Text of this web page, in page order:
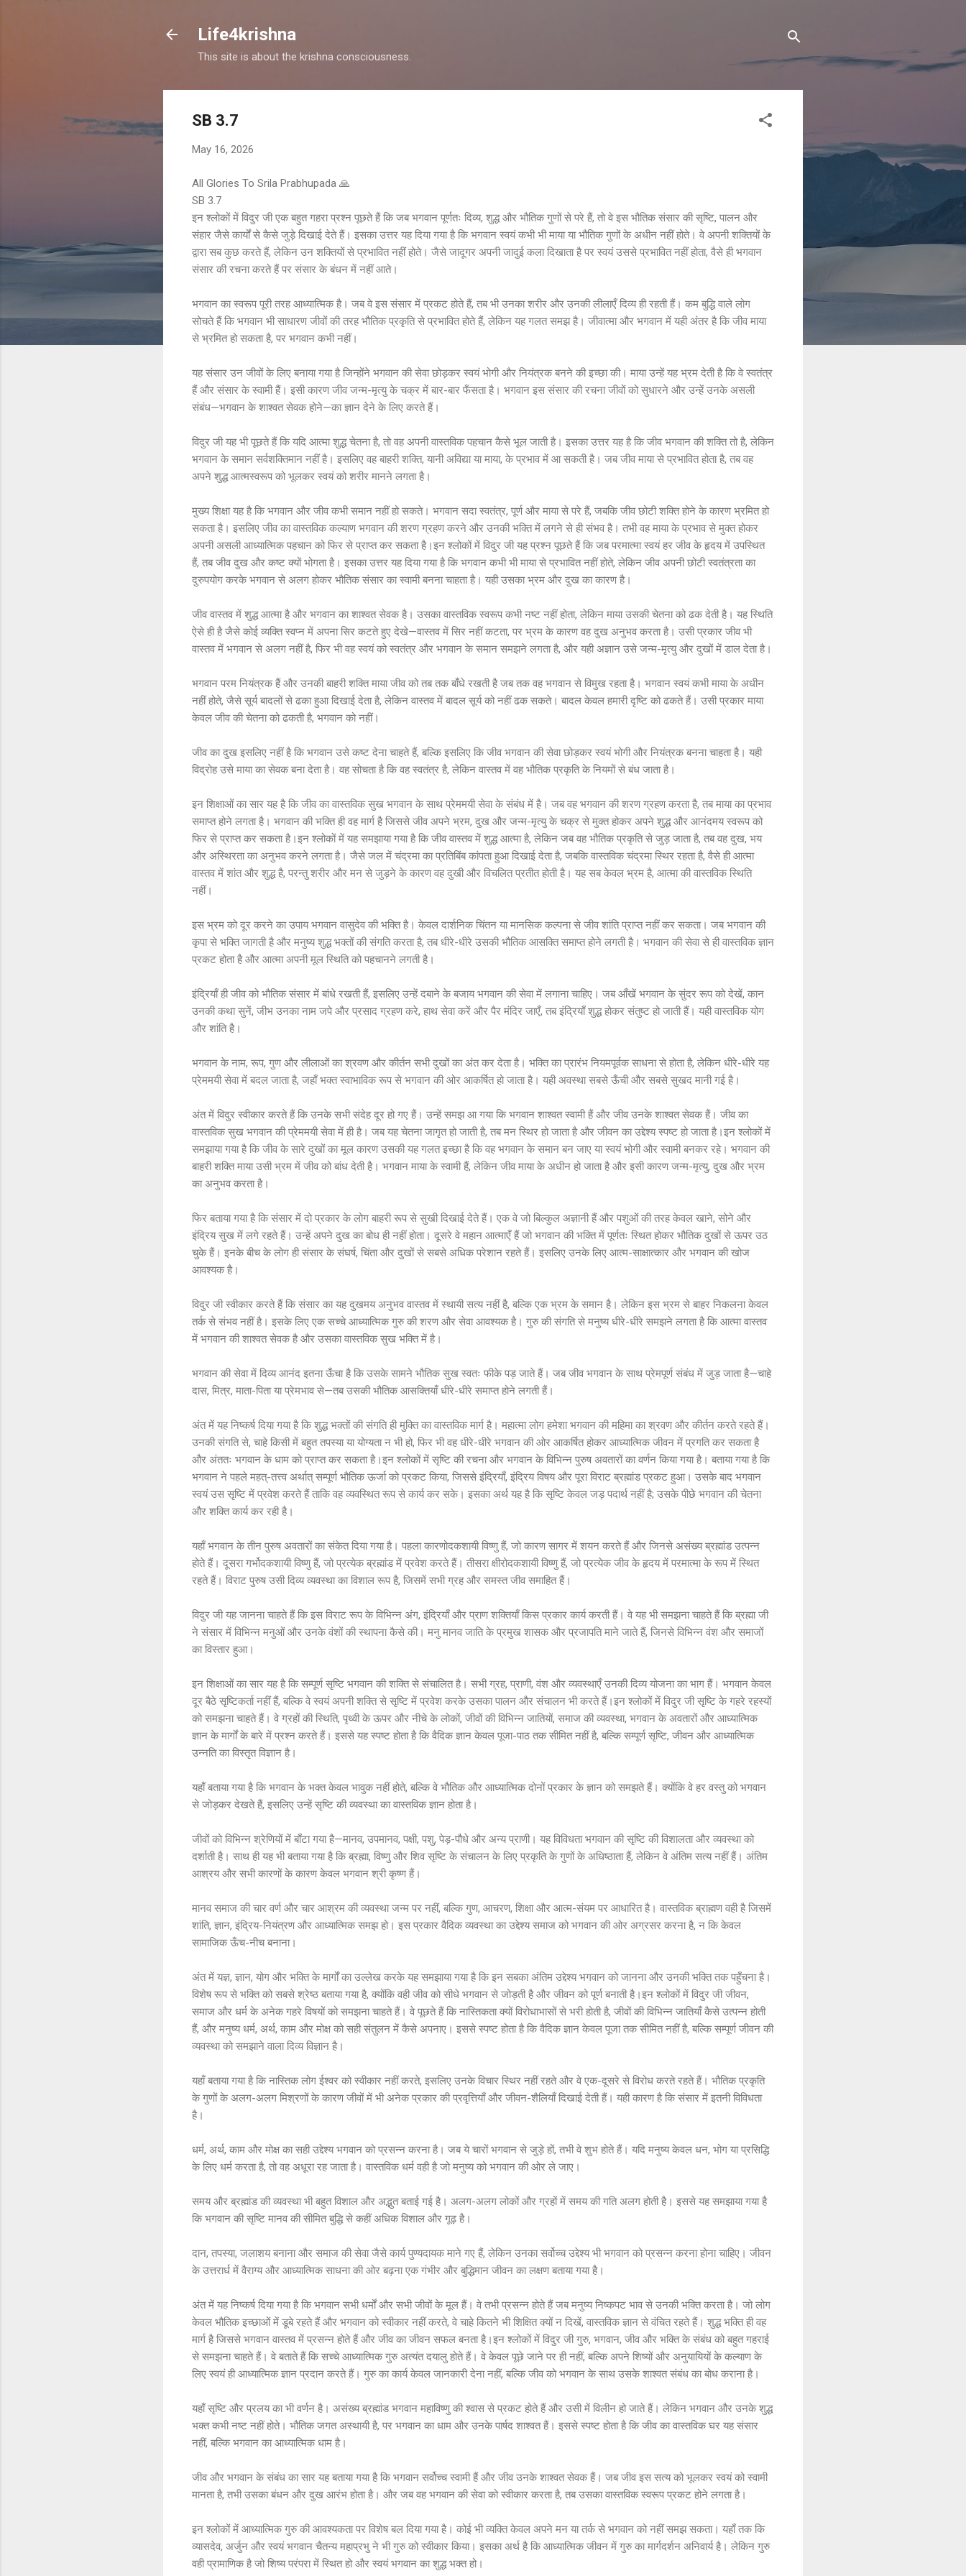
Life4krishna
This site is about the krishna consciousness.
SB 3.7
May 16, 2026
All Glories To Srila Prabhupada 🙏
SB 3.7
इन श्लोकों में विदुर जी एक बहुत गहरा प्रश्न पूछते हैं कि जब भगवान पूर्णतः दिव्य, शुद्ध और भौतिक गुणों से परे हैं, तो वे इस भौतिक संसार की सृष्टि, पालन और
संहार जैसे कार्यों से कैसे जुड़े दिखाई देते हैं। इसका उत्तर यह दिया गया है कि भगवान स्वयं कभी भी माया या भौतिक गुणों के अधीन नहीं होते। वे अपनी शक्तियों के
द्वारा सब कुछ करते हैं, लेकिन उन शक्तियों से प्रभावित नहीं होते। जैसे जादूगर अपनी जादुई कला दिखाता है पर स्वयं उससे प्रभावित नहीं होता, वैसे ही भगवान
संसार की रचना करते हैं पर संसार के बंधन में नहीं आते।
भगवान का स्वरूप पूरी तरह आध्यात्मिक है। जब वे इस संसार में प्रकट होते हैं, तब भी उनका शरीर और उनकी लीलाएँ दिव्य ही रहती हैं। कम बुद्धि वाले लोग
सोचते हैं कि भगवान भी साधारण जीवों की तरह भौतिक प्रकृति से प्रभावित होते हैं, लेकिन यह गलत समझ है। जीवात्मा और भगवान में यही अंतर है कि जीव माया
से भ्रमित हो सकता है, पर भगवान कभी नहीं।
यह संसार उन जीवों के लिए बनाया गया है जिन्होंने भगवान की सेवा छोड़कर स्वयं भोगी और नियंत्रक बनने की इच्छा की। माया उन्हें यह भ्रम देती है कि वे स्वतंत्र
हैं और संसार के स्वामी हैं। इसी कारण जीव जन्म-मृत्यु के चक्र में बार-बार फँसता है। भगवान इस संसार की रचना जीवों को सुधारने और उन्हें उनके असली
संबंध—भगवान के शाश्वत सेवक होने—का ज्ञान देने के लिए करते हैं।
विदुर जी यह भी पूछते हैं कि यदि आत्मा शुद्ध चेतना है, तो वह अपनी वास्तविक पहचान कैसे भूल जाती है। इसका उत्तर यह है कि जीव भगवान की शक्ति तो है, लेकिन
भगवान के समान सर्वशक्तिमान नहीं है। इसलिए वह बाहरी शक्ति, यानी अविद्या या माया, के प्रभाव में आ सकती है। जब जीव माया से प्रभावित होता है, तब वह
अपने शुद्ध आत्मस्वरूप को भूलकर स्वयं को शरीर मानने लगता है।
मुख्य शिक्षा यह है कि भगवान और जीव कभी समान नहीं हो सकते। भगवान सदा स्वतंत्र, पूर्ण और माया से परे हैं, जबकि जीव छोटी शक्ति होने के कारण भ्रमित हो
सकता है। इसलिए जीव का वास्तविक कल्याण भगवान की शरण ग्रहण करने और उनकी भक्ति में लगने से ही संभव है। तभी वह माया के प्रभाव से मुक्त होकर
अपनी असली आध्यात्मिक पहचान को फिर से प्राप्त कर सकता है।इन श्लोकों में विदुर जी यह प्रश्न पूछते हैं कि जब परमात्मा स्वयं हर जीव के हृदय में उपस्थित
हैं, तब जीव दुख और कष्ट क्यों भोगता है। इसका उत्तर यह दिया गया है कि भगवान कभी भी माया से प्रभावित नहीं होते, लेकिन जीव अपनी छोटी स्वतंत्रता का
दुरुपयोग करके भगवान से अलग होकर भौतिक संसार का स्वामी बनना चाहता है। यही उसका भ्रम और दुख का कारण है।
जीव वास्तव में शुद्ध आत्मा है और भगवान का शाश्वत सेवक है। उसका वास्तविक स्वरूप कभी नष्ट नहीं होता, लेकिन माया उसकी चेतना को ढक देती है। यह स्थिति
ऐसे ही है जैसे कोई व्यक्ति स्वप्न में अपना सिर कटते हुए देखे—वास्तव में सिर नहीं कटता, पर भ्रम के कारण वह दुख अनुभव करता है। उसी प्रकार जीव भी
वास्तव में भगवान से अलग नहीं है, फिर भी वह स्वयं को स्वतंत्र और भगवान के समान समझने लगता है, और यही अज्ञान उसे जन्म-मृत्यु और दुखों में डाल देता है।
भगवान परम नियंत्रक हैं और उनकी बाहरी शक्ति माया जीव को तब तक बाँधे रखती है जब तक वह भगवान से विमुख रहता है। भगवान स्वयं कभी माया के अधीन
नहीं होते, जैसे सूर्य बादलों से ढका हुआ दिखाई देता है, लेकिन वास्तव में बादल सूर्य को नहीं ढक सकते। बादल केवल हमारी दृष्टि को ढकते हैं। उसी प्रकार माया
केवल जीव की चेतना को ढकती है, भगवान को नहीं।
जीव का दुख इसलिए नहीं है कि भगवान उसे कष्ट देना चाहते हैं, बल्कि इसलिए कि जीव भगवान की सेवा छोड़कर स्वयं भोगी और नियंत्रक बनना चाहता है। यही
विद्रोह उसे माया का सेवक बना देता है। वह सोचता है कि वह स्वतंत्र है, लेकिन वास्तव में वह भौतिक प्रकृति के नियमों से बंध जाता है।
इन शिक्षाओं का सार यह है कि जीव का वास्तविक सुख भगवान के साथ प्रेममयी सेवा के संबंध में है। जब वह भगवान की शरण ग्रहण करता है, तब माया का प्रभाव
समाप्त होने लगता है। भगवान की भक्ति ही वह मार्ग है जिससे जीव अपने भ्रम, दुख और जन्म-मृत्यु के चक्र से मुक्त होकर अपने शुद्ध और आनंदमय स्वरूप को
फिर से प्राप्त कर सकता है।इन श्लोकों में यह समझाया गया है कि जीव वास्तव में शुद्ध आत्मा है, लेकिन जब वह भौतिक प्रकृति से जुड़ जाता है, तब वह दुख, भय
और अस्थिरता का अनुभव करने लगता है। जैसे जल में चंद्रमा का प्रतिबिंब कांपता हुआ दिखाई देता है, जबकि वास्तविक चंद्रमा स्थिर रहता है, वैसे ही आत्मा
वास्तव में शांत और शुद्ध है, परन्तु शरीर और मन से जुड़ने के कारण वह दुखी और विचलित प्रतीत होती है। यह सब केवल भ्रम है, आत्मा की वास्तविक स्थिति
नहीं।
इस भ्रम को दूर करने का उपाय भगवान वासुदेव की भक्ति है। केवल दार्शनिक चिंतन या मानसिक कल्पना से जीव शांति प्राप्त नहीं कर सकता। जब भगवान की
कृपा से भक्ति जागती है और मनुष्य शुद्ध भक्तों की संगति करता है, तब धीरे-धीरे उसकी भौतिक आसक्ति समाप्त होने लगती है। भगवान की सेवा से ही वास्तविक ज्ञान
प्रकट होता है और आत्मा अपनी मूल स्थिति को पहचानने लगती है।
इंद्रियाँ ही जीव को भौतिक संसार में बांधे रखती हैं, इसलिए उन्हें दबाने के बजाय भगवान की सेवा में लगाना चाहिए। जब आँखें भगवान के सुंदर रूप को देखें, कान
उनकी कथा सुनें, जीभ उनका नाम जपे और प्रसाद ग्रहण करे, हाथ सेवा करें और पैर मंदिर जाएँ, तब इंद्रियाँ शुद्ध होकर संतुष्ट हो जाती हैं। यही वास्तविक योग
और शांति है।
भगवान के नाम, रूप, गुण और लीलाओं का श्रवण और कीर्तन सभी दुखों का अंत कर देता है। भक्ति का प्रारंभ नियमपूर्वक साधना से होता है, लेकिन धीरे-धीरे यह
प्रेममयी सेवा में बदल जाता है, जहाँ भक्त स्वाभाविक रूप से भगवान की ओर आकर्षित हो जाता है। यही अवस्था सबसे ऊँची और सबसे सुखद मानी गई है।
अंत में विदुर स्वीकार करते हैं कि उनके सभी संदेह दूर हो गए हैं। उन्हें समझ आ गया कि भगवान शाश्वत स्वामी हैं और जीव उनके शाश्वत सेवक हैं। जीव का
वास्तविक सुख भगवान की प्रेममयी सेवा में ही है। जब यह चेतना जागृत हो जाती है, तब मन स्थिर हो जाता है और जीवन का उद्देश्य स्पष्ट हो जाता है।इन श्लोकों में
समझाया गया है कि जीव के सारे दुखों का मूल कारण उसकी यह गलत इच्छा है कि वह भगवान के समान बन जाए या स्वयं भोगी और स्वामी बनकर रहे। भगवान की
बाहरी शक्ति माया उसी भ्रम में जीव को बांध देती है। भगवान माया के स्वामी हैं, लेकिन जीव माया के अधीन हो जाता है और इसी कारण जन्म-मृत्यु, दुख और भ्रम
का अनुभव करता है।
फिर बताया गया है कि संसार में दो प्रकार के लोग बाहरी रूप से सुखी दिखाई देते हैं। एक वे जो बिल्कुल अज्ञानी हैं और पशुओं की तरह केवल खाने, सोने और
इंद्रिय सुख में लगे रहते हैं। उन्हें अपने दुख का बोध ही नहीं होता। दूसरे वे महान आत्माएँ हैं जो भगवान की भक्ति में पूर्णतः स्थित होकर भौतिक दुखों से ऊपर उठ
चुके हैं। इनके बीच के लोग ही संसार के संघर्ष, चिंता और दुखों से सबसे अधिक परेशान रहते हैं। इसलिए उनके लिए आत्म-साक्षात्कार और भगवान की खोज
आवश्यक है।
विदुर जी स्वीकार करते हैं कि संसार का यह दुखमय अनुभव वास्तव में स्थायी सत्य नहीं है, बल्कि एक भ्रम के समान है। लेकिन इस भ्रम से बाहर निकलना केवल
तर्क से संभव नहीं है। इसके लिए एक सच्चे आध्यात्मिक गुरु की शरण और सेवा आवश्यक है। गुरु की संगति से मनुष्य धीरे-धीरे समझने लगता है कि आत्मा वास्तव
में भगवान की शाश्वत सेवक है और उसका वास्तविक सुख भक्ति में है।
भगवान की सेवा में दिव्य आनंद इतना ऊँचा है कि उसके सामने भौतिक सुख स्वतः फीके पड़ जाते हैं। जब जीव भगवान के साथ प्रेमपूर्ण संबंध में जुड़ जाता है—चाहे
दास, मित्र, माता-पिता या प्रेमभाव से—तब उसकी भौतिक आसक्तियाँ धीरे-धीरे समाप्त होने लगती हैं।
अंत में यह निष्कर्ष दिया गया है कि शुद्ध भक्तों की संगति ही मुक्ति का वास्तविक मार्ग है। महात्मा लोग हमेशा भगवान की महिमा का श्रवण और कीर्तन करते रहते हैं।
उनकी संगति से, चाहे किसी में बहुत तपस्या या योग्यता न भी हो, फिर भी वह धीरे-धीरे भगवान की ओर आकर्षित होकर आध्यात्मिक जीवन में प्रगति कर सकता है
और अंततः भगवान के धाम को प्राप्त कर सकता है।इन श्लोकों में सृष्टि की रचना और भगवान के विभिन्न पुरुष अवतारों का वर्णन किया गया है। बताया गया है कि
भगवान ने पहले महत्-तत्त्व अर्थात् सम्पूर्ण भौतिक ऊर्जा को प्रकट किया, जिससे इंद्रियाँ, इंद्रिय विषय और पूरा विराट ब्रह्मांड प्रकट हुआ। उसके बाद भगवान
स्वयं उस सृष्टि में प्रवेश करते हैं ताकि वह व्यवस्थित रूप से कार्य कर सके। इसका अर्थ यह है कि सृष्टि केवल जड़ पदार्थ नहीं है; उसके पीछे भगवान की चेतना
और शक्ति कार्य कर रही है।
यहाँ भगवान के तीन पुरुष अवतारों का संकेत दिया गया है। पहला कारणोदकशायी विष्णु हैं, जो कारण सागर में शयन करते हैं और जिनसे असंख्य ब्रह्मांड उत्पन्न
होते हैं। दूसरा गर्भोदकशायी विष्णु हैं, जो प्रत्येक ब्रह्मांड में प्रवेश करते हैं। तीसरा क्षीरोदकशायी विष्णु हैं, जो प्रत्येक जीव के हृदय में परमात्मा के रूप में स्थित
रहते हैं। विराट पुरुष उसी दिव्य व्यवस्था का विशाल रूप है, जिसमें सभी ग्रह और समस्त जीव समाहित हैं।
विदुर जी यह जानना चाहते हैं कि इस विराट रूप के विभिन्न अंग, इंद्रियाँ और प्राण शक्तियाँ किस प्रकार कार्य करती हैं। वे यह भी समझना चाहते हैं कि ब्रह्मा जी
ने संसार में विभिन्न मनुओं और उनके वंशों की स्थापना कैसे की। मनु मानव जाति के प्रमुख शासक और प्रजापति माने जाते हैं, जिनसे विभिन्न वंश और समाजों
का विस्तार हुआ।
इन शिक्षाओं का सार यह है कि सम्पूर्ण सृष्टि भगवान की शक्ति से संचालित है। सभी ग्रह, प्राणी, वंश और व्यवस्थाएँ उनकी दिव्य योजना का भाग हैं। भगवान केवल
दूर बैठे सृष्टिकर्ता नहीं हैं, बल्कि वे स्वयं अपनी शक्ति से सृष्टि में प्रवेश करके उसका पालन और संचालन भी करते हैं।इन श्लोकों में विदुर जी सृष्टि के गहरे रहस्यों
को समझना चाहते हैं। वे ग्रहों की स्थिति, पृथ्वी के ऊपर और नीचे के लोकों, जीवों की विभिन्न जातियों, समाज की व्यवस्था, भगवान के अवतारों और आध्यात्मिक
ज्ञान के मार्गों के बारे में प्रश्न करते हैं। इससे यह स्पष्ट होता है कि वैदिक ज्ञान केवल पूजा-पाठ तक सीमित नहीं है, बल्कि सम्पूर्ण सृष्टि, जीवन और आध्यात्मिक
उन्नति का विस्तृत विज्ञान है।
यहाँ बताया गया है कि भगवान के भक्त केवल भावुक नहीं होते, बल्कि वे भौतिक और आध्यात्मिक दोनों प्रकार के ज्ञान को समझते हैं। क्योंकि वे हर वस्तु को भगवान
से जोड़कर देखते हैं, इसलिए उन्हें सृष्टि की व्यवस्था का वास्तविक ज्ञान होता है।
जीवों को विभिन्न श्रेणियों में बाँटा गया है—मानव, उपमानव, पक्षी, पशु, पेड़-पौधे और अन्य प्राणी। यह विविधता भगवान की सृष्टि की विशालता और व्यवस्था को
दर्शाती है। साथ ही यह भी बताया गया है कि ब्रह्मा, विष्णु और शिव सृष्टि के संचालन के लिए प्रकृति के गुणों के अधिष्ठाता हैं, लेकिन वे अंतिम सत्य नहीं हैं। अंतिम
आश्रय और सभी कारणों के कारण केवल भगवान श्री कृष्ण हैं।
मानव समाज की चार वर्ण और चार आश्रम की व्यवस्था जन्म पर नहीं, बल्कि गुण, आचरण, शिक्षा और आत्म-संयम पर आधारित है। वास्तविक ब्राह्मण वही है जिसमें
शांति, ज्ञान, इंद्रिय-नियंत्रण और आध्यात्मिक समझ हो। इस प्रकार वैदिक व्यवस्था का उद्देश्य समाज को भगवान की ओर अग्रसर करना है, न कि केवल
सामाजिक ऊँच-नीच बनाना।
अंत में यज्ञ, ज्ञान, योग और भक्ति के मार्गों का उल्लेख करके यह समझाया गया है कि इन सबका अंतिम उद्देश्य भगवान को जानना और उनकी भक्ति तक पहुँचना है।
विशेष रूप से भक्ति को सबसे श्रेष्ठ बताया गया है, क्योंकि वही जीव को सीधे भगवान से जोड़ती है और जीवन को पूर्ण बनाती है।इन श्लोकों में विदुर जी जीवन,
समाज और धर्म के अनेक गहरे विषयों को समझना चाहते हैं। वे पूछते हैं कि नास्तिकता क्यों विरोधाभासों से भरी होती है, जीवों की विभिन्न जातियाँ कैसे उत्पन्न होती
हैं, और मनुष्य धर्म, अर्थ, काम और मोक्ष को सही संतुलन में कैसे अपनाए। इससे स्पष्ट होता है कि वैदिक ज्ञान केवल पूजा तक सीमित नहीं है, बल्कि सम्पूर्ण जीवन की
व्यवस्था को समझाने वाला दिव्य विज्ञान है।
यहाँ बताया गया है कि नास्तिक लोग ईश्वर को स्वीकार नहीं करते, इसलिए उनके विचार स्थिर नहीं रहते और वे एक-दूसरे से विरोध करते रहते हैं। भौतिक प्रकृति
के गुणों के अलग-अलग मिश्रणों के कारण जीवों में भी अनेक प्रकार की प्रवृत्तियाँ और जीवन-शैलियाँ दिखाई देती हैं। यही कारण है कि संसार में इतनी विविधता
है।
धर्म, अर्थ, काम और मोक्ष का सही उद्देश्य भगवान को प्रसन्न करना है। जब ये चारों भगवान से जुड़े हों, तभी वे शुभ होते हैं। यदि मनुष्य केवल धन, भोग या प्रसिद्धि
के लिए धर्म करता है, तो वह अधूरा रह जाता है। वास्तविक धर्म वही है जो मनुष्य को भगवान की ओर ले जाए।
समय और ब्रह्मांड की व्यवस्था भी बहुत विशाल और अद्भुत बताई गई है। अलग-अलग लोकों और ग्रहों में समय की गति अलग होती है। इससे यह समझाया गया है
कि भगवान की सृष्टि मानव की सीमित बुद्धि से कहीं अधिक विशाल और गूढ़ है।
दान, तपस्या, जलाशय बनाना और समाज की सेवा जैसे कार्य पुण्यदायक माने गए हैं, लेकिन उनका सर्वोच्च उद्देश्य भी भगवान को प्रसन्न करना होना चाहिए। जीवन
के उत्तरार्ध में वैराग्य और आध्यात्मिक साधना की ओर बढ़ना एक गंभीर और बुद्धिमान जीवन का लक्षण बताया गया है।
अंत में यह निष्कर्ष दिया गया है कि भगवान सभी धर्मों और सभी जीवों के मूल हैं। वे तभी प्रसन्न होते हैं जब मनुष्य निष्कपट भाव से उनकी भक्ति करता है। जो लोग
केवल भौतिक इच्छाओं में डूबे रहते हैं और भगवान को स्वीकार नहीं करते, वे चाहे कितने भी शिक्षित क्यों न दिखें, वास्तविक ज्ञान से वंचित रहते हैं। शुद्ध भक्ति ही वह
मार्ग है जिससे भगवान वास्तव में प्रसन्न होते हैं और जीव का जीवन सफल बनता है।इन श्लोकों में विदुर जी गुरु, भगवान, जीव और भक्ति के संबंध को बहुत गहराई
से समझना चाहते हैं। वे बताते हैं कि सच्चे आध्यात्मिक गुरु अत्यंत दयालु होते हैं। वे केवल पूछे जाने पर ही नहीं, बल्कि अपने शिष्यों और अनुयायियों के कल्याण के
लिए स्वयं ही आध्यात्मिक ज्ञान प्रदान करते हैं। गुरु का कार्य केवल जानकारी देना नहीं, बल्कि जीव को भगवान के साथ उसके शाश्वत संबंध का बोध कराना है।
यहाँ सृष्टि और प्रलय का भी वर्णन है। असंख्य ब्रह्मांड भगवान महाविष्णु की श्वास से प्रकट होते हैं और उसी में विलीन हो जाते हैं। लेकिन भगवान और उनके शुद्ध
भक्त कभी नष्ट नहीं होते। भौतिक जगत अस्थायी है, पर भगवान का धाम और उनके पार्षद शाश्वत हैं। इससे स्पष्ट होता है कि जीव का वास्तविक घर यह संसार
नहीं, बल्कि भगवान का आध्यात्मिक धाम है।
जीव और भगवान के संबंध का सार यह बताया गया है कि भगवान सर्वोच्च स्वामी हैं और जीव उनके शाश्वत सेवक हैं। जब जीव इस सत्य को भूलकर स्वयं को स्वामी
मानता है, तभी उसका बंधन और दुख आरंभ होता है। और जब वह भगवान की सेवा को स्वीकार करता है, तब उसका वास्तविक स्वरूप प्रकट होने लगता है।
इन श्लोकों में आध्यात्मिक गुरु की आवश्यकता पर विशेष बल दिया गया है। कोई भी व्यक्ति केवल अपने मन या तर्क से भगवान को नहीं समझ सकता। यहाँ तक कि
व्यासदेव, अर्जुन और स्वयं भगवान चैतन्य महाप्रभु ने भी गुरु को स्वीकार किया। इसका अर्थ है कि आध्यात्मिक जीवन में गुरु का मार्गदर्शन अनिवार्य है। लेकिन गुरु
वही प्रामाणिक है जो शिष्य परंपरा में स्थित हो और स्वयं भगवान का शुद्ध भक्त हो।